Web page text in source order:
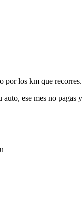
por los km que recorres.
ese mes no pagas